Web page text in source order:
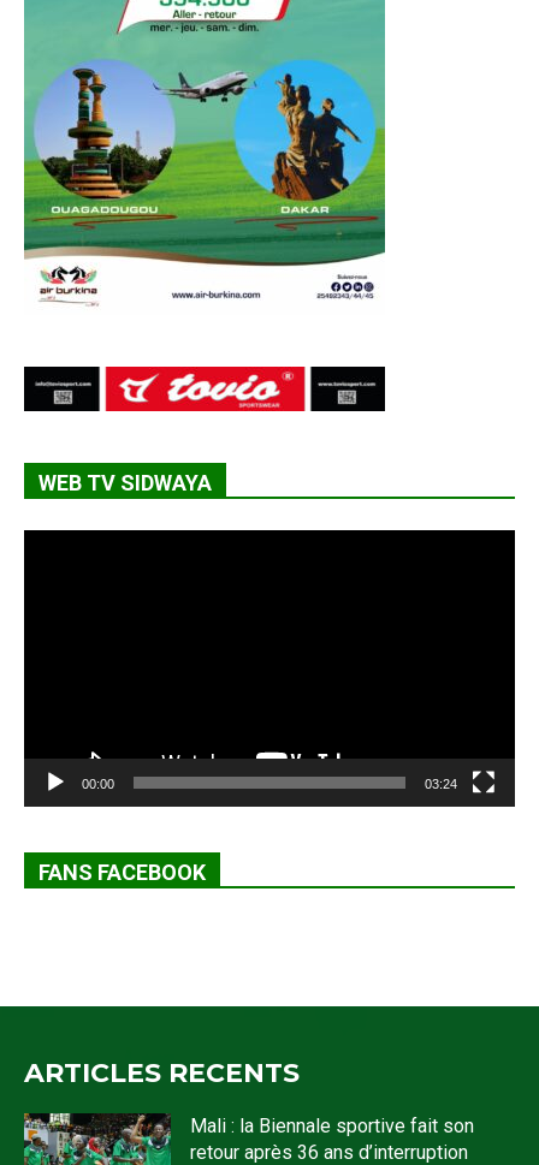
WEB TV SIDWAYA
00:00 03:24
FANS FACEBOOK
ARTICLES RECENTS
Mali : la Biennale sportive fait son
retour après 36 ans d’interruption